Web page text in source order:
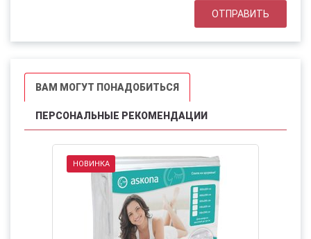
ВАМ МОГУТ ПОНАДОБИТЬСЯ
ПЕРСОНАЛЬНЫЕ РЕКОМЕНДАЦИИ
НОВИНКА